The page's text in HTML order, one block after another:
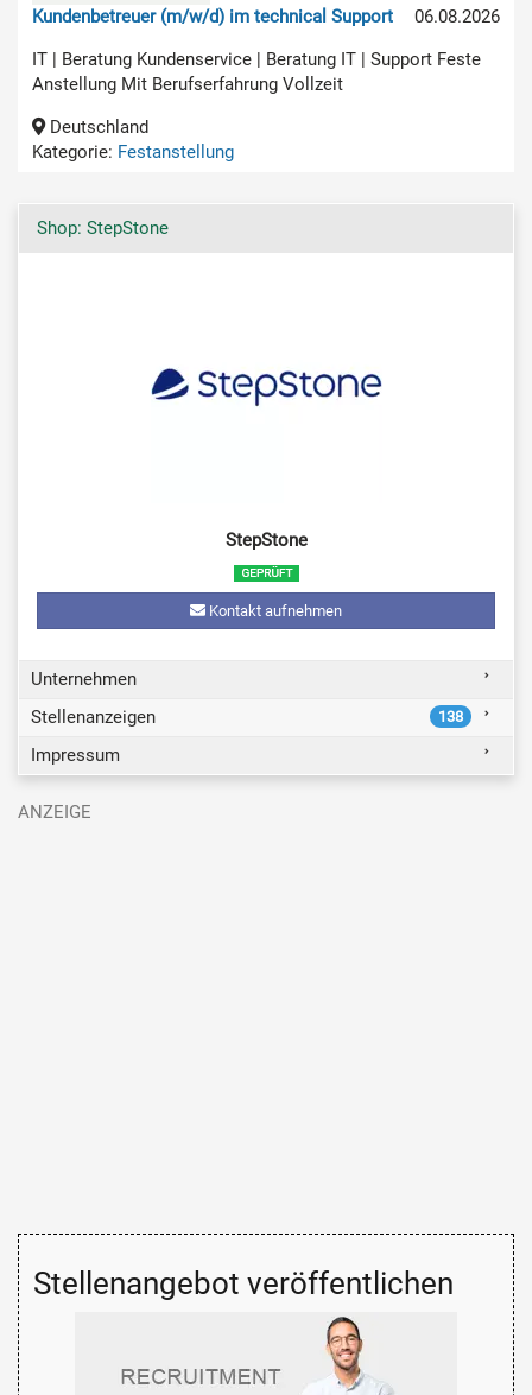
06.08.2026
Kundenbetreuer (m/w/d) im technical Support
IT | Beratung Kundenservice | Beratung IT | Support Feste
Anstellung Mit Berufserfahrung Vollzeit
Deutschland
Kategorie: Festanstellung
Shop: StepStone
StepStone
Kontakt aufnehmen
Unternehmen
Stellenanzeigen
138
Impressum
Stellenangebot veröffentlichen